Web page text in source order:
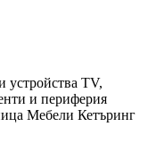
TV,
и периферия
Мебели Кетъринг